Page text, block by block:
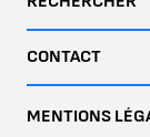
CONTACT
MENTIONS